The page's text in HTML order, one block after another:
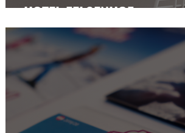
HOTEL FELSENHOF